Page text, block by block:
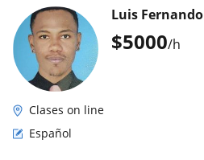
$5000/h
Luis Fernando
Clases on line
Español